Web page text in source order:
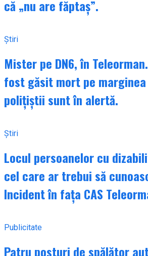
că „nu are făptaș”.
Știri
Mister pe DN6, în
fost găsit mort pe
polițiștii sunt în alertă.
Știri
Locul persoanelor cu
cel care ar trebui să
Incident în fața CAS
Publicitate
Patru posturi de spălător